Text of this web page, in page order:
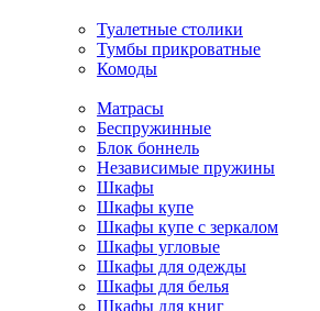
Туалетные столики
Тумбы прикроватные
Комоды
Матрасы
Беспружинные
Блок боннель
Независимые пружины
Шкафы
Шкафы купе
Шкафы купе с зеркалом
Шкафы угловые
Шкафы для одежды
Шкафы для белья
Шкафы для книг